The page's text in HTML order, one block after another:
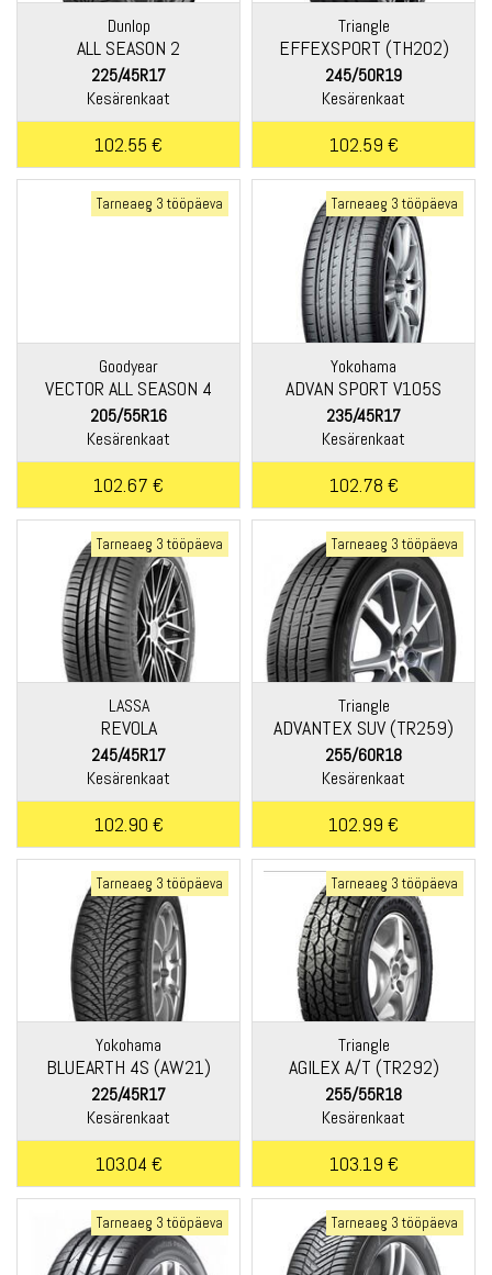
Dunlop
ALL SEASON 2
225/45R17
Kesärenkaat
102.55 €
Triangle
EFFEXSPORT (TH202)
245/50R19
Kesärenkaat
102.59 €
Tarneaeg 3 tööpäeva
Goodyear
VECTOR ALL SEASON 4
205/55R16
Kesärenkaat
102.67 €
Tarneaeg 3 tööpäeva
Yokohama
ADVAN SPORT V105S
235/45R17
Kesärenkaat
102.78 €
Tarneaeg 3 tööpäeva
LASSA
REVOLA
245/45R17
Kesärenkaat
102.90 €
Tarneaeg 3 tööpäeva
Triangle
ADVANTEX SUV (TR259)
255/60R18
Kesärenkaat
102.99 €
Tarneaeg 3 tööpäeva
Yokohama
BLUEARTH 4S (AW21)
225/45R17
Kesärenkaat
103.04 €
Tarneaeg 3 tööpäeva
Triangle
AGILEX A/T (TR292)
255/55R18
Kesärenkaat
103.19 €
Tarneaeg 3 tööpäeva Tarneaeg 3 tööpäeva